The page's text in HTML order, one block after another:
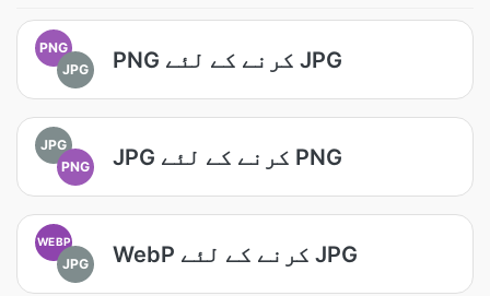
PNG
JPG
PNG کرنے کے لئے JPG
JPG
PNG
JPG کرنے کے لئے PNG
WEBP
JPG WebP کرنے کے لئے JPG